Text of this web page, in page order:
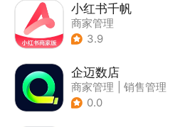
小红书千帆
商家管理
3.9
企迈数店
商家管理
销售管理
0.0